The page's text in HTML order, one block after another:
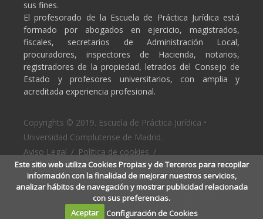
sus fines.
El profesorado de la Escuela de Práctica Jurídica está
formado por abogados en ejercicio, magistrados,
fiscales, secretarios de Administración Local,
procuradores, inspectores de Hacienda, notarios,
registradores de la propiedad, letrados del Consejo de
Estado y profesores universitarios, con amplia y
acreditada experiencia profesional.
Copyrights © 2019. Escuela de Práctica Jurídica •
Universidad Complutense de Madrid.
Aviso Legal / Politica de cookies /
Politica de privacidad
Este sitio web utiliza Cookies Propias y de Terceros para recopilar
información con la finalidad de mejorar nuestros servicios,
analizar hábitos de navegación y mostrar publicidad relacionada
con sus preferencias.
Aceptar
Configuración de Cookies